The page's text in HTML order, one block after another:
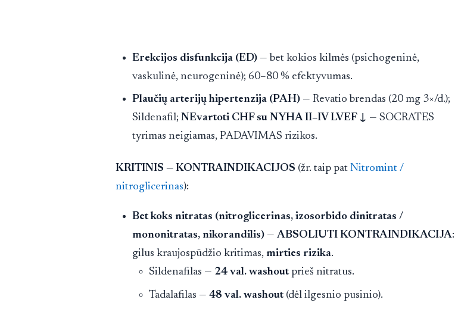
Erekcijos disfunkcija (ED)— bet kokios kilmės (psichogeninė,
vaskulinė, neurogeninė); 60–80 % efektyvumas.
Plaučių arterijų hipertenzija (PAH)— Revatio brendas (20 mg 3×/d.);
Sildenafil; NEvartoti CHF su NYHA II–IV LVEF ↓ — SOCRATES
tyrimas neigiamas, PADAVIMAS rizikos.
KRITINIS — KONTRAINDIKACIJOS (žr. taip pat Nitromint /
nitroglicerinas):
Bet koks nitratas (nitroglicerinas, izosorbido dinitratas /
mononitratas, nikorandilis)— ABSOLIUTI KONTRAINDIKACIJA:
gilus kraujospūdžio kritimas, mirties rizika.
Sildenafilas — 24 val. washoutprieš nitratus.
Tadalafilas — 48 val. washout(dėl ilgesnio pusinio).